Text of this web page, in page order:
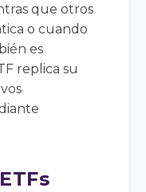
que otros
o cuando
es
replica su